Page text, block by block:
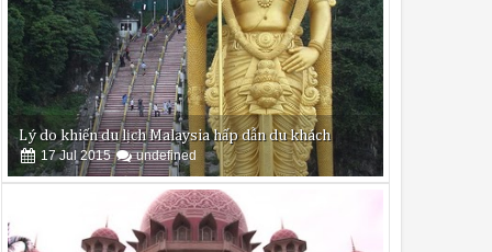
sắc hoa phủ trùm trên đá.
Lý do khiến du lịch Malaysia hấp dẫn du khách
17 Jul 2015 undefined
Tour du lịch Malaysia 5 ngày giá rẻ